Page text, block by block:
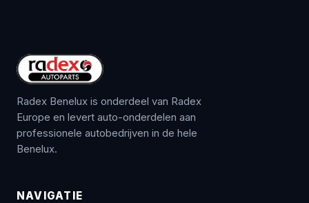
Radex Benelux is onderdeel van Radex
Europe en levert auto-onderdelen aan
professionele autobedrijven in de hele
Benelux.
NAVIGATIE